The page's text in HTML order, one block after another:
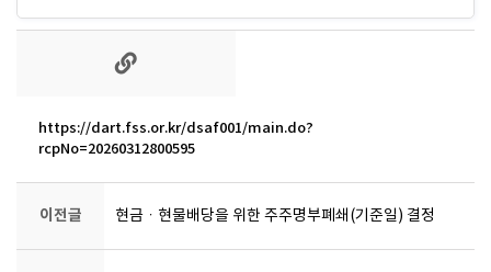
https://dart.fss.or.kr/dsaf001/main.do?
rcpNo=20260312800595
이전글 현금ㆍ현물배당을 위한 주주명부폐쇄(기준일) 결정